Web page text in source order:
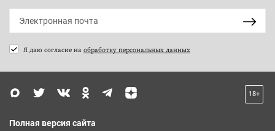
Я даю согласие на обработку персональных данных
18+
Полная версия сайта